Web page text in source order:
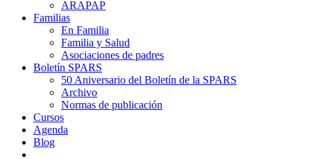
ARAPAP
Familias
En Familia
Familia y Salud
Asociaciones de padres
Boletín SPARS
50 Aniversario del Boletín de la SPARS
Archivo
Normas de publicación
Cursos
Agenda
Blog